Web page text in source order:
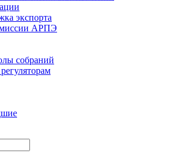
экспорта
миссии АРПЭ
собраний